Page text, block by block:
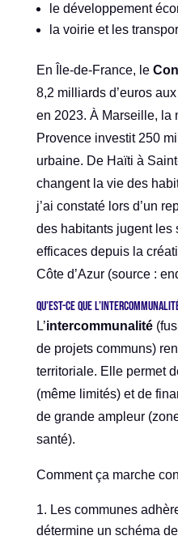
le développement
la voirie et les
En Île-de-France, le
8,2 milliards d’euros
en 2023. À Marseille, la
Provence investit 250
urbaine. De Haïti à
changent la vie des
j’ai constaté lors d’un
des habitants jugent les
efficaces depuis la
Côte d’Azur (source :
Qu’est-ce que
L’intercommunalité
de projets communs)
territoriale. Elle permet
(même limités) et de
de grande ampleur
santé).
Comment ça marche
Les communes
détermine un schéma